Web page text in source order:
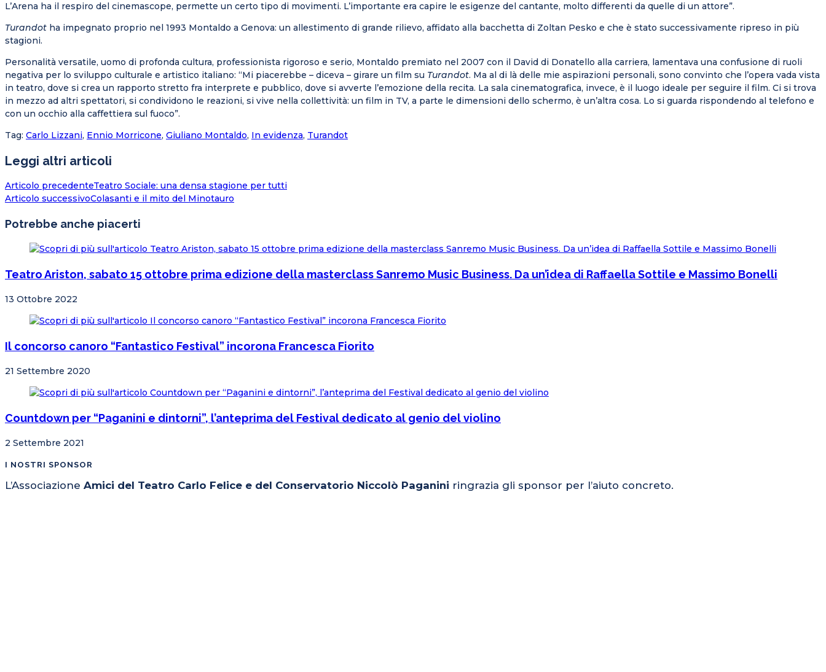
L’Arena ha il respiro del cinemascope, permette un certo tipo di movimenti. L’importante era capire le esigenze del cantante, molto differenti da quelle di un attore”.
Turandot ha impegnato proprio nel 1993 Montaldo a Genova: un allestimento di grande rilievo, affidato alla bacchetta di Zoltan Pesko e che è stato successivamente ripreso in più
stagioni.
Personalità versatile, uomo di profonda cultura, professionista rigoroso e serio, Montaldo premiato nel 2007 con il David di Donatello alla carriera, lamentava una confusione di ruoli
negativa per lo sviluppo culturale e artistico italiano: “Mi piacerebbe – diceva – girare un film su Turandot. Ma al di là delle mie aspirazioni personali, sono convinto che l’opera vada vista
in teatro, dove si crea un rapporto stretto fra interprete e pubblico, dove si avverte l’emozione della recita. La sala cinematografica, invece, è il luogo ideale per seguire il film. Ci si trova
in mezzo ad altri spettatori, si condividono le reazioni, si vive nella collettività: un film in TV, a parte le dimensioni dello schermo, è un’altra cosa. Lo si guarda rispondendo al telefono e
con un occhio alla caffettiera sul fuoco”.
Tag: Carlo Lizzani, Ennio Morricone, Giuliano Montaldo, In evidenza, Turandot
Leggi altri articoli
Articolo precedenteTeatro Sociale: una densa stagione per tutti
Articolo successivoColasanti e il mito del Minotauro
Potrebbe anche piacerti
Teatro Ariston, sabato 15 ottobre prima edizione della masterclass Sanremo Music Business. Da un’idea di Raffaella Sottile e Massimo Bonelli
13 Ottobre 2022
Il concorso canoro “Fantastico Festival” incorona Francesca Fiorito
21 Settembre 2020
Countdown per “Paganini e dintorni”, l’anteprima del Festival dedicato al genio del violino
2 Settembre 2021
I NOSTRI SPONSOR
L’Associazione Amici del Teatro Carlo Felice e del Conservatorio Niccolò Paganini ringrazia gli sponsor per l’aiuto concreto.